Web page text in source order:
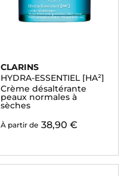
CLARINS
HYDRA-ESSENTIEL [HA²]
Crème désaltérante
peaux normales à
sèches
À partir de 38,90 €